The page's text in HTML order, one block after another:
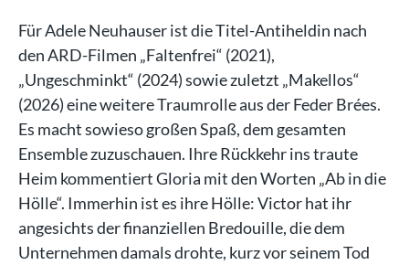
Für Adele Neuhauser ist die Titel-Antiheldin nach
den ARD-Filmen „Faltenfrei“ (2021),
„Ungeschminkt“ (2024) sowie zuletzt „Makellos“
(2026) eine weitere Traumrolle aus der Feder Brées.
Es macht sowieso großen Spaß, dem gesamten
Ensemble zuzuschauen. Ihre Rückkehr ins traute
Heim kommentiert Gloria mit den Worten „Ab in die
Hölle“. Immerhin ist es ihre Hölle: Victor hat ihr
angesichts der finanziellen Bredouille, die dem
Unternehmen damals drohte, kurz vor seinem Tod